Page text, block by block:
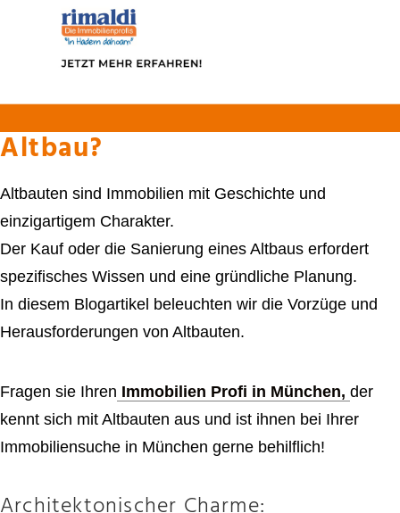
Altbau?
Altbauten sind Immobilien mit Geschichte und
einzigartigem Charakter.
Der Kauf oder die Sanierung eines Altbaus erfordert
spezifisches Wissen und eine gründliche Planung.
In diesem Blogartikel beleuchten wir die Vorzüge und
Herausforderungen von Altbauten.
Fragen sie Ihren Immobilien Profi in München, der
kennt sich mit Altbauten aus und ist ihnen bei Ihrer
Immobiliensuche in München gerne behilflich!